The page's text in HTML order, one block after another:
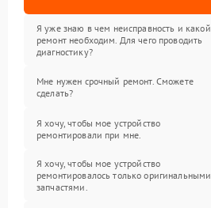
Я уже знаю в чем неисправность и какой
ремонт необходим. Для чего проводить
диагностику?
Мне нужен срочный ремонт. Сможете
сделать?
Я хочу, чтобы мое устройство
ремонтировали при мне.
Я хочу, чтобы мое устройство
ремонтировалось только оригинальными
запчастями.